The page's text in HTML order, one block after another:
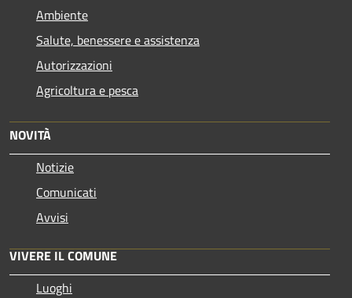
Ambiente
Salute, benessere e assistenza
Autorizzazioni
Agricoltura e pesca
NOVITÀ
Notizie
Comunicati
Avvisi
VIVERE IL COMUNE
Luoghi